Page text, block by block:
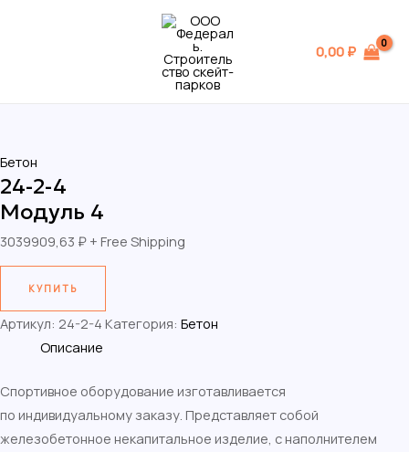
0,00 ₽
Бетон
24-2-4
Модуль 4
3039909,63 ₽ + Free Shipping
КУПИТЬ
Артикул: 24-2-4 Категория: Бетон
Описание
Спортивное оборудование изготавливается
по индивидуальному заказу. Представляет собой
железобетонное некапитальное изделие, с наполнителем